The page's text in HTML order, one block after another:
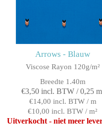
Arrows - Blauw
Viscose Rayon 120g/m²
Breedte 1.40m
€3,50 incl. BTW / 0,25 m
€14,00 incl. BTW / m
€10,00 incl. BTW / m²
Uitverkocht - niet meer